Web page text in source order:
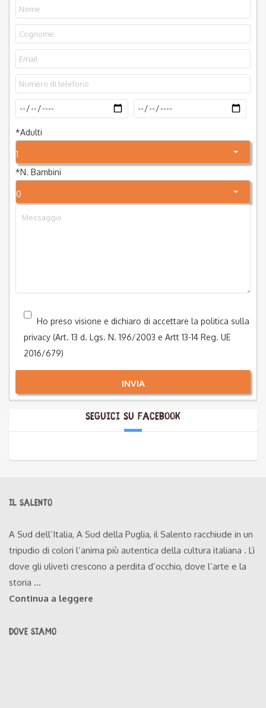
*Adulti
1
*N. Bambini
0
Ho preso visione e dichiaro di accettare la politica sulla
privacy (Art. 13 d. Lgs. N. 196/2003 e Artt 13-14 Reg. UE
2016/679)
INVIA
Alternative:
Seguici su Facebook
IL SALENTO
A Sud dell’Italia, A Sud della Puglia, il Salento racchiude in un
tripudio di colori l’anima più autentica della cultura italiana . Lì
dove gli uliveti crescono a perdita d’occhio, dove l’arte e la
storia ...
Continua a leggere
DOVE SIAMO